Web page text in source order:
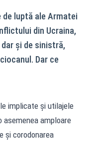
de luptă ale Armatei
din Ucraina,
și de sinistră,
Dar ce
implicate și utilajele
amploare
și corodonarea